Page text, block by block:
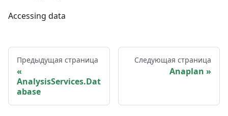
Accessing data
Предыдущая страница
AnalysisServices.Dat
abase
Следующая страница
Anaplan